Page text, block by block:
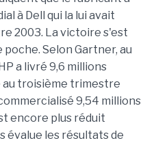
à Dell qui la lui avait
2003. La victoire s'est
Selon Gartner, au
a livré 9,6 millions
au troisième trimestre
9,54 millions
encore plus réduit
évalue les résultats de